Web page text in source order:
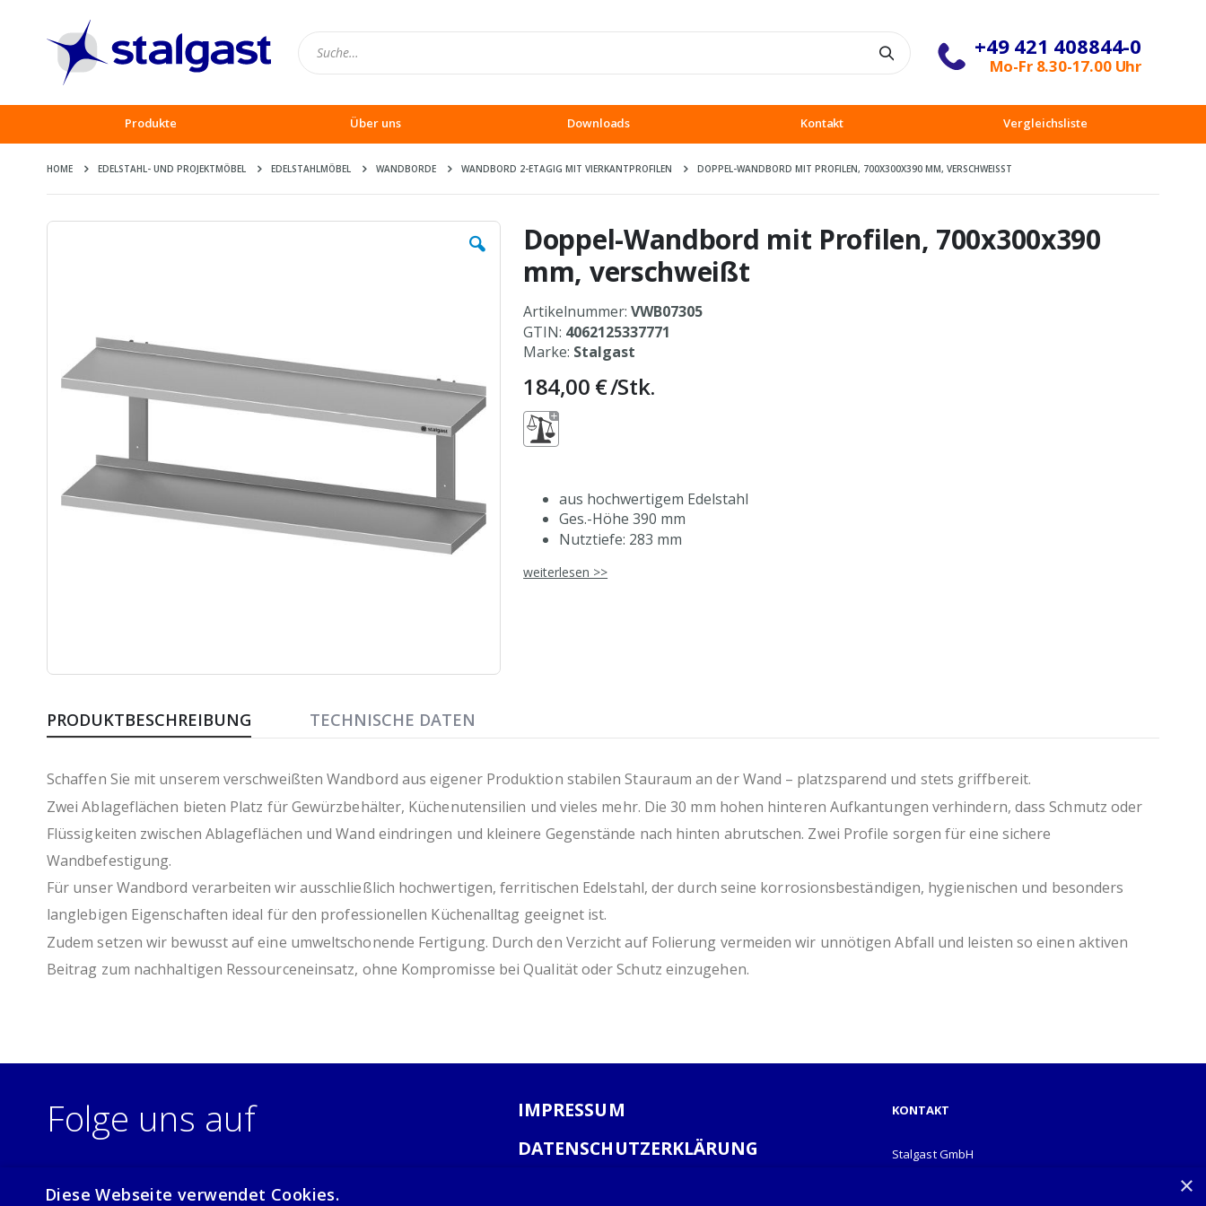
+49 421 408844-0
Mo-Fr 8.30-17.00 Uhr
Produkte Über uns Downloads Kontakt Vergleichsliste
HOME EDELSTAHL- UND PROJEKTMÖBEL EDELSTAHLMÖBEL WANDBORDE WANDBORD 2-ETAGIG MIT VIERKANTPROFILEN DOPPEL-WANDBORD MIT PROFILEN, 700X300X390 MM, VERSCHWEISST
Zum
der
Bildergalerie
Doppel-Wandbord mit Profilen, 700x300x390
mm, verschweißt
Artikelnummer:VWB07305
GTIN: 4062125337771
Marke: Stalgast
184,00 €/Stk.
aus hochwertigem Edelstahl
Ges.-Höhe 390 mm
Nutztiefe: 283 mm
Abstand zwischen den Borden: 326 mm
weiterlesen >>
PRODUKTBESCHREIBUNG
Schaffen Sie mit unserem verschweißten Wandbord aus eigener Produktion stabilen Stauraum an der Wand – platzsparend und stets griffbereit.
Zwei Ablageflächen bieten Platz für Gewürzbehälter, Küchenutensilien und vieles mehr. Die 30 mm hohen hinteren Aufkantungen verhindern, dass Schmutz oder
Flüssigkeiten zwischen Ablageflächen und Wand eindringen und kleinere Gegenstände nach hinten abrutschen. Zwei Profile sorgen für eine sichere
Wandbefestigung.
Für unser Wandbord verarbeiten wir ausschließlich hochwertigen, ferritischen Edelstahl, der durch seine korrosionsbeständigen, hygienischen und besonders
langlebigen Eigenschaften ideal für den professionellen Küchenalltag geeignet ist.
Zudem setzen wir bewusst auf eine umweltschonende Fertigung. Durch den Verzicht auf Folierung vermeiden wir unnötigen Abfall und leisten so einen aktiven
Beitrag zum nachhaltigen Ressourceneinsatz, ohne Kompromisse bei Qualität oder Schutz einzugehen.
TECHNISCHE DATEN
Folge uns auf
IMPRESSUM
DATENSCHUTZERKLÄRUNG
KONTAKT
Stalgast GmbH
×
Diese Webseite verwendet Cookies.